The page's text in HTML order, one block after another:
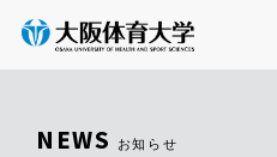
NEWS お知らせ